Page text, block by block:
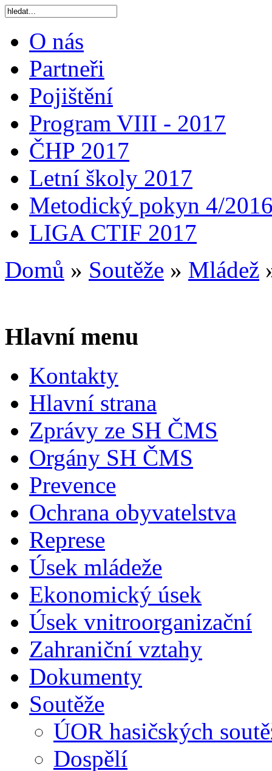
O nás
Partneři
Pojištění
Program VIII - 2017
ČHP 2017
Letní školy 2017
Metodický pokyn 4/
LIGA CTIF 2017
Domů » Soutěže » Mládež
Hlavní menu
Kontakty
Hlavní strana
Zprávy ze SH ČMS
Orgány SH ČMS
Prevence
Ochrana obyvatelstva
Represe
Úsek mládeže
Ekonomický úsek
Úsek vnitroorganizační
Zahraniční vztahy
Dokumenty
Soutěže
ÚOR hasičských
Dospělí